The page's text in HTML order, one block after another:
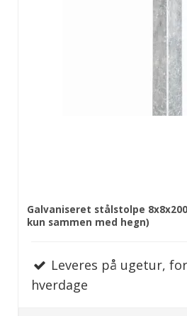
Galvaniseret stålstolpe
kun sammen med hegn)
Leveres på ugetur,
hverdage